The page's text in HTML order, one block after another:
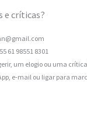
e críticas?
61 98551 8301
um elogio ou uma
e-mail ou ligar para